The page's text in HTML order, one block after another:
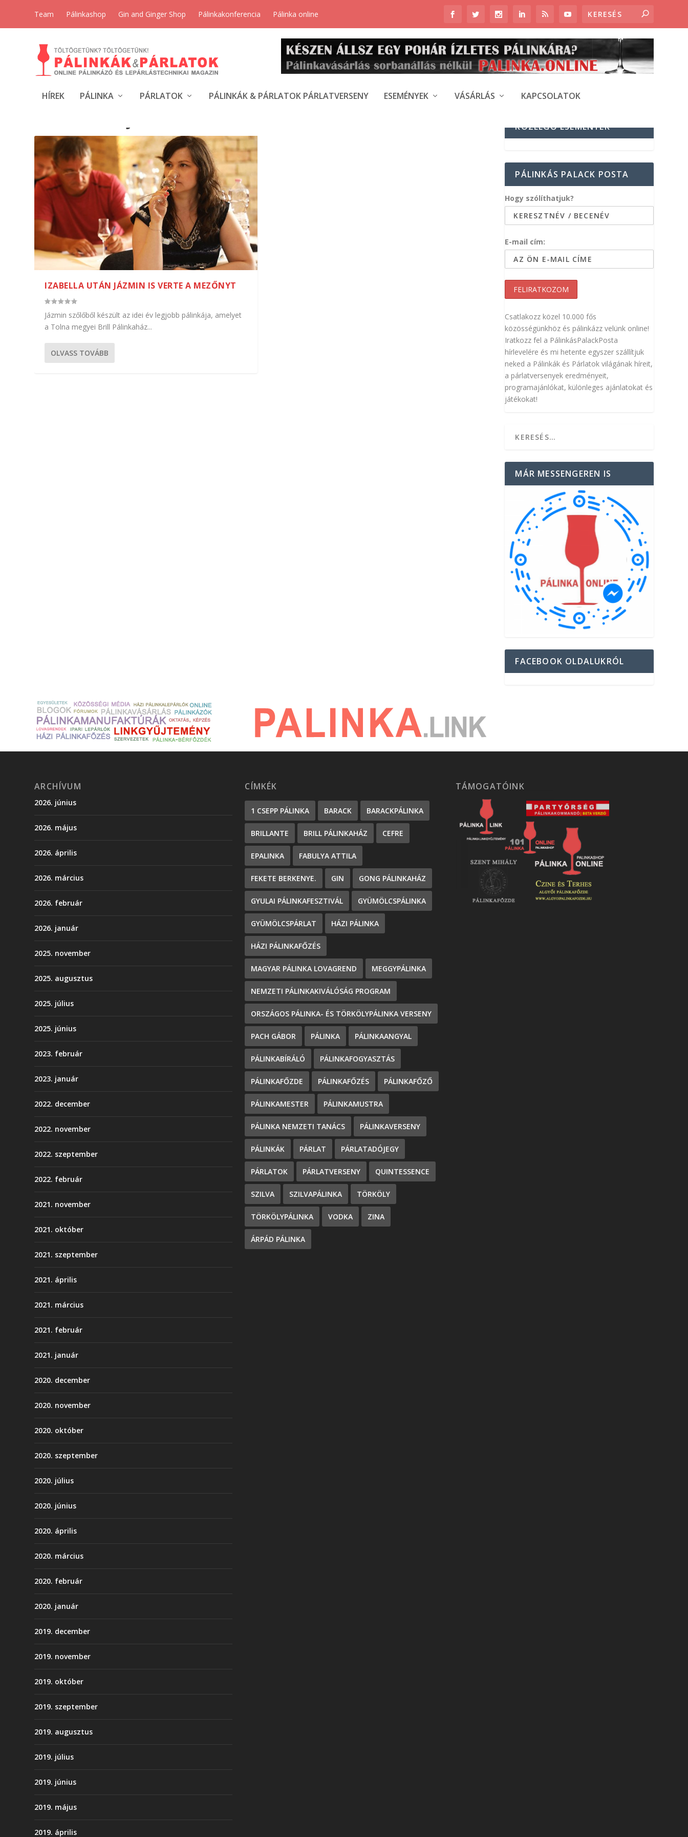
Team Pálinkashop Gin and Ginger Shop Pálinkakonferencia Pálinka online
HÍREK PÁLINKA PÁRLATOK PÁLINKÁK & PÁRLATOK PÁRLATVERSENY ESEMÉNYEK VÁSÁRLÁS KAPCSOLATOK
IZABELLA UTÁN JÁZMIN IS VERTE A MEZŐNYT
Jázmin szőlőből készült az idei év legjobb pálinkája, amelyet
a Tolna megyei Brill Pálinkaház...
OLVASS TOVÁBB
KÖZELGŐ ESEMÉNYEK
PÁLINKÁS PALACK POSTA
Hogy szólíthatjuk?
E-mail cím:
Csatlakozz közel 10.000 fős
közösségünkhöz és pálinkázz velünk online!
Iratkozz fel a PálinkásPalackPosta
hírlevelére és mi hetente egyszer szállítjuk
neked a Pálinkák és Párlatok világának híreit,
a párlatversenyek eredményeit,
programajánlókat, különleges ajánlatokat és
játékokat!
MÁR MESSENGEREN IS
FACEBOOK OLDALUKRÓL
ARCHÍVUM
2026. június
2026. május
2026. április
2026. március
2026. február
2026. január
2025. november
2025. augusztus
2025. július
2025. június
2023. február
2023. január
2022. december
2022. november
2022. szeptember
2022. február
2021. november
2021. október
2021. szeptember
2021. április
2021. március
2021. február
2021. január
2020. december
2020. november
2020. október
2020. szeptember
2020. július
2020. június
2020. április
2020. március
2020. február
2020. január
2019. december
2019. november
2019. október
2019. szeptember
2019. augusztus
2019. július
2019. június
2019. május
2019. április
CÍMKÉK
1 CSEPP PÁLINKA BARACK BARACKPÁLINKA
BRILLANTE BRILL PÁLINKAHÁZ CEFRE
EPALINKA FABULYA ATTILA
FEKETE BERKENYE. GIN GONG PÁLINKAHÁZ
GYULAI PÁLINKAFESZTIVÁL GYÜMÖLCSPÁLINKA
GYÜMÖLCSPÁRLAT HÁZI PÁLINKA
HÁZI PÁLINKAFŐZÉS
MAGYAR PÁLINKA LOVAGREND MEGGYPÁLINKA
NEMZETI PÁLINKAKIVÁLÓSÁG PROGRAM
ORSZÁGOS PÁLINKA- ÉS TÖRKÖLYPÁLINKA VERSENY
PACH GÁBOR PÁLINKA PÁLINKAANGYAL
PÁLINKABÍRÁLÓ PÁLINKAFOGYASZTÁS
PÁLINKAFŐZDE PÁLINKAFŐZÉS PÁLINKAFŐZŐ
PÁLINKAMESTER PÁLINKAMUSTRA
PÁLINKA NEMZETI TANÁCS PÁLINKAVERSENY
PÁLINKÁK PÁRLAT PÁRLATADÓJEGY
PÁRLATOK PÁRLATVERSENY QUINTESSENCE
SZILVA SZILVAPÁLINKA TÖRKÖLY
TÖRKÖLYPÁLINKA VODKA ZINA
ÁRPÁD PÁLINKA
TÁMOGATÓINK